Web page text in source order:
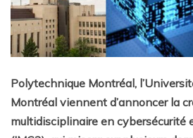
Polytechnique Montréal,
Montréal viennent d’annoncer la
multidisciplinaire en cybersécurité